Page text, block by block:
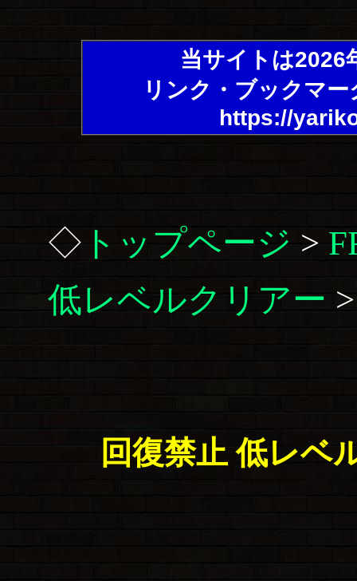
当サイトは2026
リンク・ブックマ
https://
◇ トップページ >
低レベルクリアー
回復禁止 低レベ